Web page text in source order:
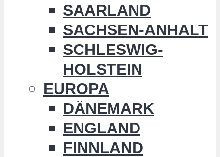
SAARLAND
SACHSEN-ANHALT
SCHLESWIG-
HOLSTEIN
EUROPA
DÄNEMARK
ENGLAND
FINNLAND